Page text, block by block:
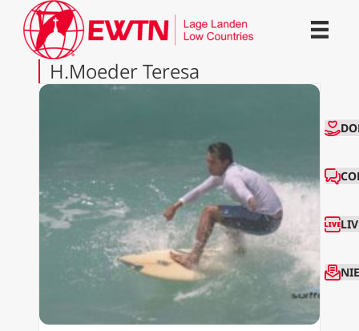
H.Moeder Teresa